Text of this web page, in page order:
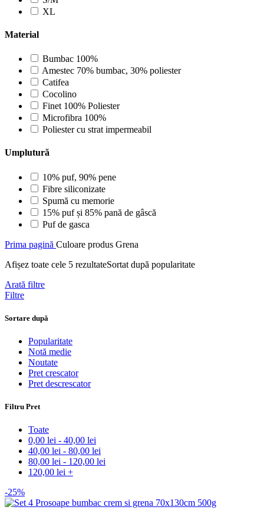
XL
Material
Bumbac 100%
Amestec 70% bumbac, 30% poliester
Catifea
Cocolino
Finet 100% Poliester
Microfibra 100%
Poliester cu strat impermeabil
Umplutură
10% puf, 90% pene
Fibre siliconizate
Spumă cu memorie
15% puf și 85% pană de gâscă
Puf de gasca
Prima pagină Culoare produs Grena
Afișez toate cele 5 rezultateSortat după popularitate
Arată filtre
Filtre
Sortare după
Popularitate
Notă medie
Noutate
Pret crescator
Pret descrescator
Filtru Pret
Toate
0,00 lei - 40,00 lei
40,00 lei - 80,00 lei
80,00 lei - 120,00 lei
120,00 lei +
-25%